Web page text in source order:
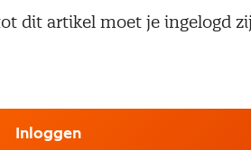
dit artikel moet je ingelogd
Inloggen